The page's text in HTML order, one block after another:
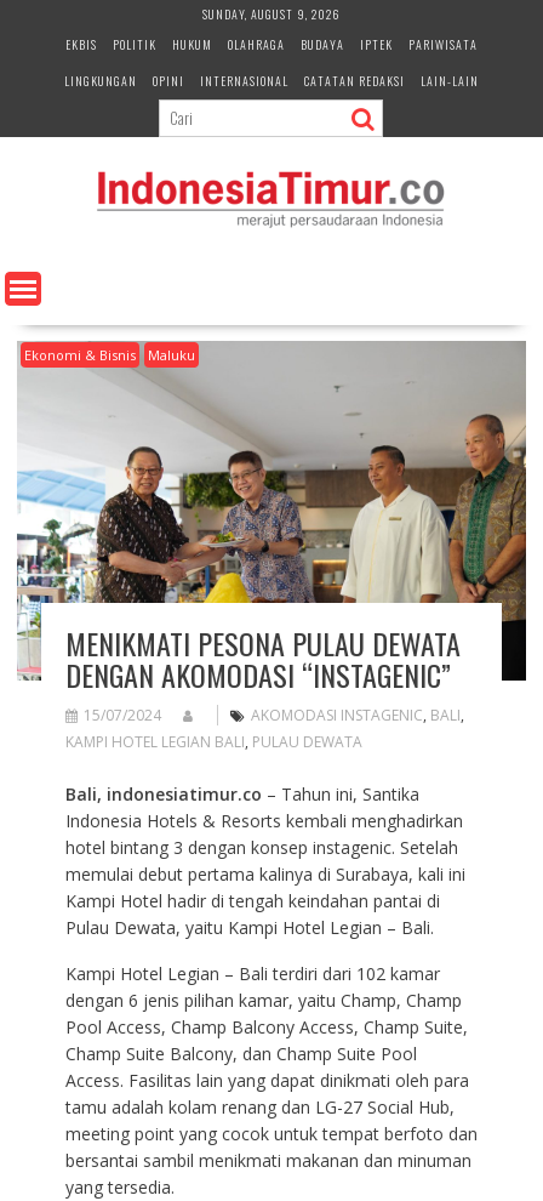
e
n
SUNDAY, AUGUST 9, 2026
EKBIS
POLITIK HUKUM OLAHRAGA BUDAYA IPTEK
PARIWISATA
LINGKUNGAN
OPINI INTERNASIONAL CATATAN REDAKSI LAIN-LAIN
Ekonomi & Bisnis Maluku
MENIKMATI PESONA PULAU DEWATA
DENGAN AKOMODASI “INSTAGENIC”
15/07/2024 AKOMODASI INSTAGENIC, BALI,
KAMPI HOTEL LEGIAN BALI, PULAU DEWATA
Bali, indonesiatimur.co – Tahun ini, Santika
Indonesia Hotels & Resorts kembali menghadirkan
hotel bintang 3 dengan konsep instagenic. Setelah
memulai debut pertama kalinya di Surabaya, kali ini
Kampi Hotel hadir di tengah keindahan pantai di
Pulau Dewata, yaitu Kampi Hotel Legian – Bali.
Kampi Hotel Legian – Bali terdiri dari 102 kamar
dengan 6 jenis pilihan kamar, yaitu Champ, Champ
Pool Access, Champ Balcony Access, Champ Suite,
Champ Suite Balcony, dan Champ Suite Pool
Access. Fasilitas lain yang dapat dinikmati oleh para
tamu adalah kolam renang dan LG-27 Social Hub,
meeting point yang cocok untuk tempat berfoto dan
bersantai sambil menikmati makanan dan minuman
yang tersedia.